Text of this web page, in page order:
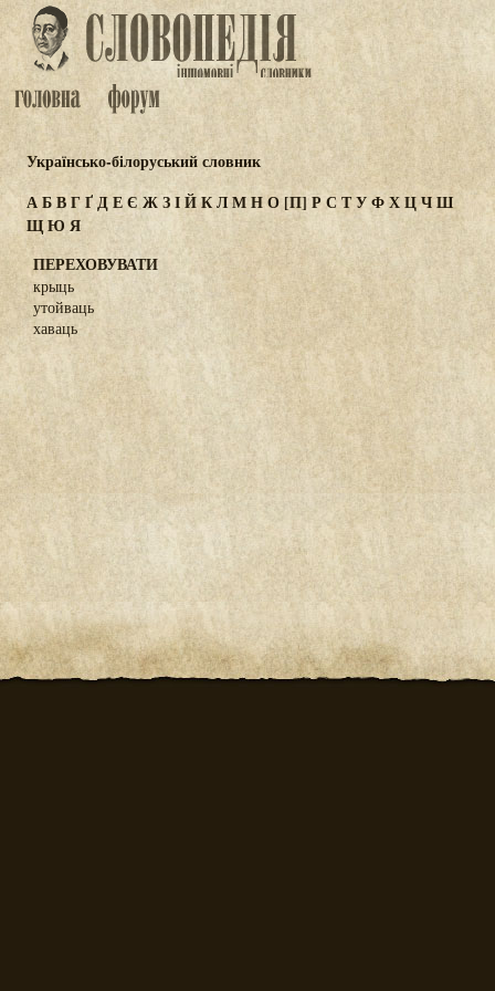
Українсько-білоруський словник
АБВГҐДЕЄ ЖЗІЙКЛМНО[П] Р С ТУФХЦЧШ
ЩЮ Я
ПЕРЕХОВУВАТИ
крыць
утойваць
хаваць